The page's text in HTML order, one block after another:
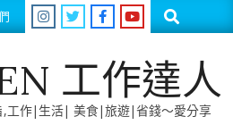
Search
工作達人
,工作|生活| 美食|旅遊|省錢～愛分享